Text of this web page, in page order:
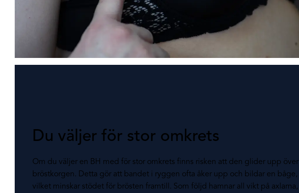
Du väljer för stor omkrets
Om du väljer en BH med för stor omkrets finns risken att den glider upp över
bröstkorgen. Detta gör att bandet i ryggen ofta åker upp och bildar en båge,
vilket minskar stödet för brösten framtill. Som följd hamnar all vikt på axlarna,